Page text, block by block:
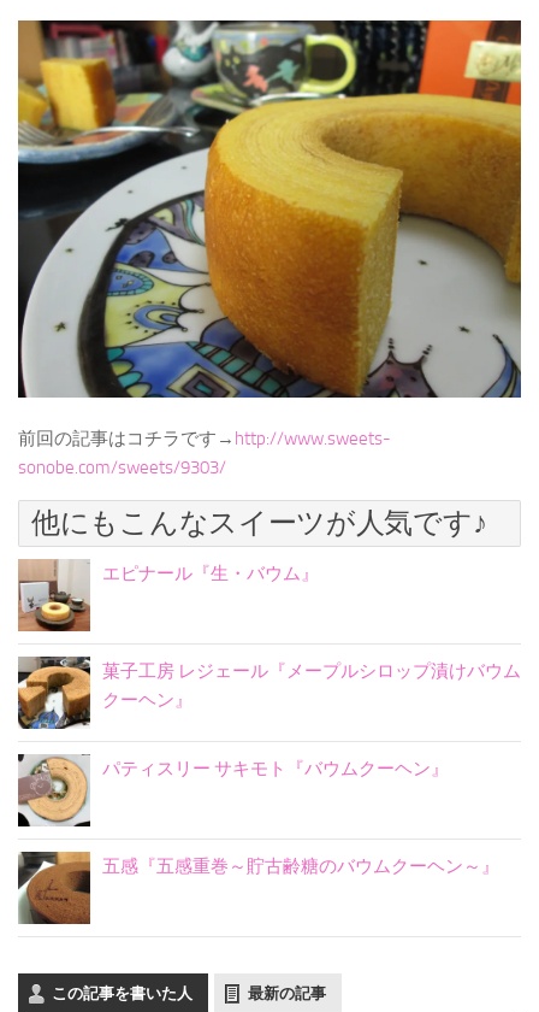
前回の記事はコチラです→ http://www.sweets-
sonobe.com/sweets/9303/
他にもこんなスイーツが人気です♪
エピナール『生・バウム』
菓子工房 レジェール『メープルシロップ漬けバウム
クーヘン』
パティスリー サキモト『バウムクーヘン』
五感『五感重巻～貯古齢糖のバウムクーヘン～』
この記事を書いた人 最新の記事